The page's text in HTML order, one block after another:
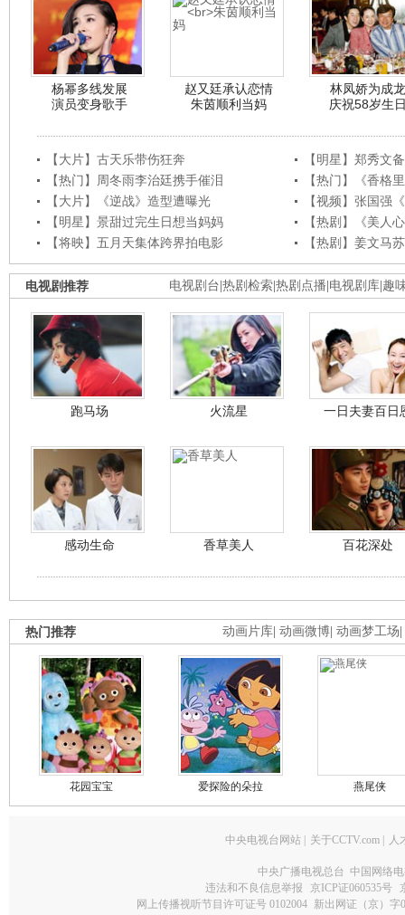
杨幂多线发展
演员变身歌手
赵又廷承认恋情
朱茵顺利当妈
林凤娇为成龙
庆祝58岁生
【大片】古天乐带伤狂奔
【明星】郑秀文
【热门】周冬雨李治廷携手催泪
【热门】《香格
【大片】《逆战》造型遭曝光
【视频】张国强
【明星】景甜过完生日想当妈妈
【热剧】《美人
【将映】五月天集体跨界拍电影
【热剧】姜文马
电视剧台 热剧检索 热剧点播 电视剧库 趣
电视剧推荐
跑马场 火流星 一日夫妻百日
感动生命 香草美人 百花深处
动画片库 动画微博 动画梦工场
热门推荐
花园宝宝 爱探险的朵拉 燕尾侠
中央电视台网站 关于CCTV.com 人
中央广播电视总台 中国网络
违法和不良信息举报
京ICP证060535号
网上传播视听节目许可证号 0102004 新出网证（京）